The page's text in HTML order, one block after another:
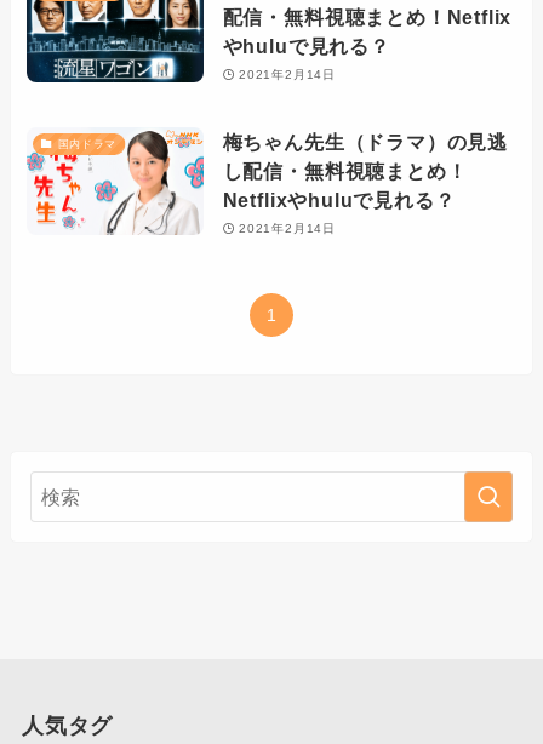
配信・無料視聴まとめ！Netflix
やhuluで見れる？
2021年2月14日
国内ドラマ
梅ちゃん先生（ドラマ）の見逃
し配信・無料視聴まとめ！
Netflixやhuluで見れる？
2021年2月14日
1
人気タグ